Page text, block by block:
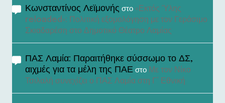
Κωνσταντίνος Λεϊμονής στο «Εκτός Ύλης
reloaded»: Πολιτική εξομολόγηση με τον Γεράσιμο
Σκιαδαρέση στο Δημοτικό Θέατρο Λαμίας
ΠΑΣ Λαμία: Παραιτήθηκε σύσσωμο το ΔΣ,
αιχμές για τα μέλη της ΠΑΕ στο Με τον Νίκο
Τσιλαλή συνεχίζει ο ΠΑΣ Λαμία στη Γ’ Εθνική